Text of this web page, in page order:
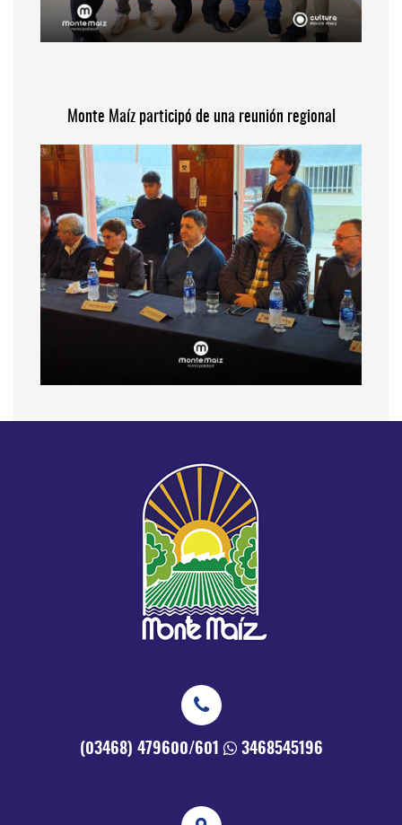
Monte Maíz participó de una reunión regional
(03468) 479600/601 3468545196